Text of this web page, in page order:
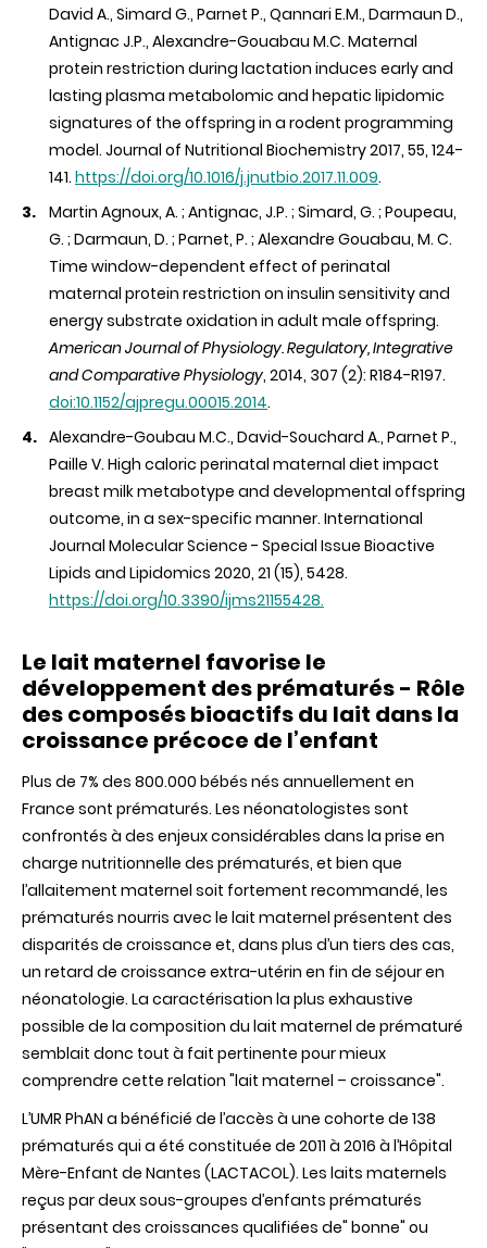
David A., Simard G., Parnet P., Qannari E.M., Darmaun D.,
Antignac J.P., Alexandre-Gouabau M.C. Maternal
protein restriction during lactation induces early and
lasting plasma metabolomic and hepatic lipidomic
signatures of the offspring in a rodent programming
model. Journal of Nutritional Biochemistry 2017, 55, 124-
141. https://doi.org/10.1016/j.jnutbio.2017.11.009.
Martin Agnoux, A. ; Antignac, J.P. ; Simard, G. ; Poupeau,
G. ; Darmaun, D. ; Parnet, P. ; Alexandre Gouabau, M. C.
Time window-dependent effect of perinatal
maternal protein restriction on insulin sensitivity and
energy substrate oxidation in adult male offspring.
American Journal of Physiology. Regulatory, Integrative
and Comparative Physiology, 2014, 307 (2): R184-R197.
doi:10.1152/ajpregu.00015.2014.
Alexandre-Goubau M.C., David-Souchard A., Parnet P.,
Paille V. High caloric perinatal maternal diet impact
breast milk metabotype and developmental offspring
outcome, in a sex-specific manner. International
Journal Molecular Science - Special Issue Bioactive
Lipids and Lipidomics 2020, 21 (15), 5428.
https://doi.org/10.3390/ijms21155428.
Le lait maternel favorise le
développement des prématurés - Rôle
des composés bioactifs du lait dans la
croissance précoce de l’enfant
Plus de 7% des 800.000 bébés nés annuellement en
France sont prématurés. Les néonatologistes sont
confrontés à des enjeux considérables dans la prise en
charge nutritionnelle des prématurés, et bien que
l’allaitement maternel soit fortement recommandé, les
prématurés nourris avec le lait maternel présentent des
disparités de croissance et, dans plus d’un tiers des cas,
un retard de croissance extra-utérin en fin de séjour en
néonatologie. La caractérisation la plus exhaustive
possible de la composition du lait maternel de prématuré
semblait donc tout à fait pertinente pour mieux
comprendre cette relation "lait maternel – croissance".
L’UMR PhAN a bénéficié de l’accès à une cohorte de 138
prématurés qui a été constituée de 2011 à 2016 à l’Hôpital
Mère-Enfant de Nantes (LACTACOL). Les laits maternels
reçus par deux sous-groupes d’enfants prématurés
présentant des croissances qualifiées de" bonne" ou